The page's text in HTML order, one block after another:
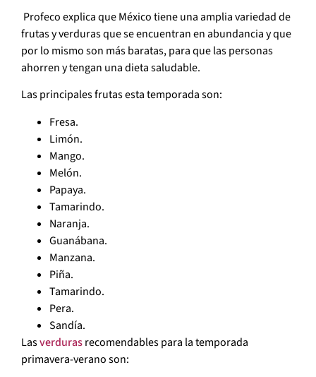
Profeco explica que México tiene una amplia variedad de
frutas y verduras que se encuentran en abundancia y que
por lo mismo son más baratas, para que las personas
ahorren y tengan una dieta saludable.
Las principales frutas esta temporada son:
Fresa.
Limón.
Mango.
Melón.
Papaya.
Tamarindo.
Naranja.
Guanábana.
Manzana.
Piña.
Tamarindo.
Pera.
Sandía.
Lasverdurasrecomendables para la temporada
primavera-verano son: